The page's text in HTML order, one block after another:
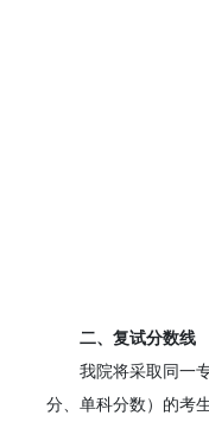
二、复试分数线
我院将采取同一
分、单科分数）的考